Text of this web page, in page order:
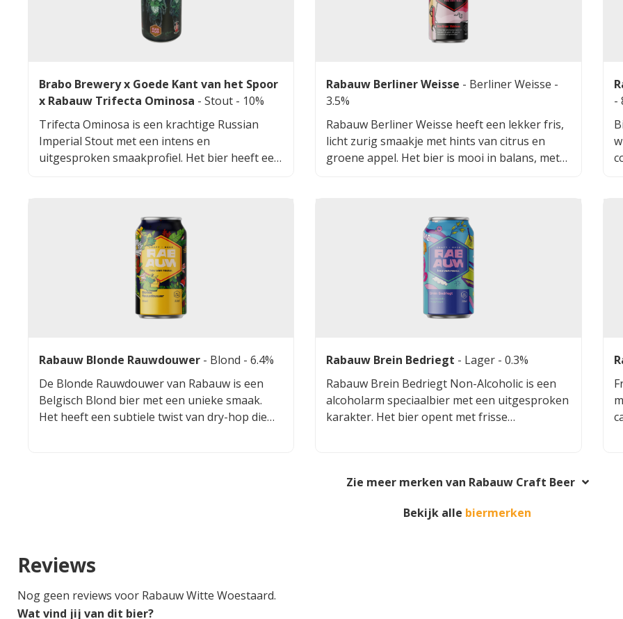
Brabo Brewery x Goede Kant van het Spoor
x Rabauw Trifecta Ominosa - Stout - 10%
Trifecta Ominosa is een krachtige Russian
Imperial Stout met een intens en
uitgesproken smaakprofiel. Het bier heeft een
een licht zoetje en een warme alcoholtoets die
zorgt voor een lange, complexe afdronk. Dit
speciaalbier is rijk, zwaar en perfect voor
liefhebbers van stevige, donkere bieren met
karakter. De samenwerking tussen drie
brouwerijen zorgt voor een uitgebalanceerd,
robuust eindresultaat.
Rabauw Berliner Weisse - Berliner Weisse -
3.5%
Rabauw Berliner Weisse heeft een lekker fris,
licht zurig smaakje met hints van citrus en
groene appel. Het bier is mooi in balans, met
-
Rabauw Blonde Rauwdouwer - Blond - 6.4%
De Blonde Rauwdouwer van Rabauw is een
Belgisch Blond bier met een unieke smaak.
Het heeft een subtiele twist van dry-hop die
Rabauw Brein Bedriegt - Lager - 0.3%
Rabauw Brein Bedriegt Non-Alcoholic is een
alcoholarm speciaalbier met een uitgesproken
karakter. Het bier opent met frisse
waardoor het bier verrassend rijk blijft voor
bitterheid bouwt subtiel op richting de
Zie meer merken van Rabauw Craft Beer
Bekijk alle biermerken
Reviews
Nog geen reviews voor Rabauw Witte Woestaard.
Wat vind jij van dit bier?